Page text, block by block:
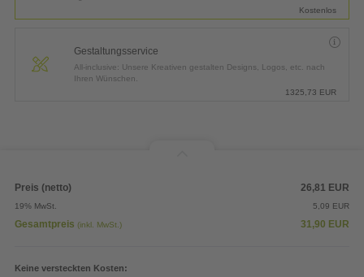
Kostenlos
Gestaltungsservice
All-inclusive: Unsere Kreativen gestalten Designs, Logos, etc. nach
Ihren Wünschen.
1325,73 EUR
Preis (netto) 26,81 EUR
19% MwSt. 5,09 EUR
Gesamtpreis (inkl. MwSt.) 31,90 EUR
Keine versteckten Kosten: